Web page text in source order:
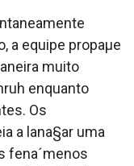
a equipe propaµe
muito
enquanto
Os
a lana§ar uma
fena´menos